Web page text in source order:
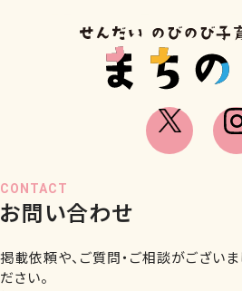
CONTACT
お問い合わせ
掲載依頼や、ご質問・ご相談がござい
ださい。